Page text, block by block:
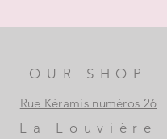
OUR SHOP
Rue Kéramis numéros 26
La Louvière